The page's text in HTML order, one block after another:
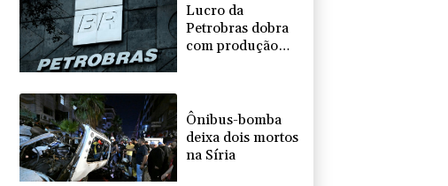
Lucro da
Petrobras dobra
com produção
Ônibus-bomba
deixa dois mortos
na Síria